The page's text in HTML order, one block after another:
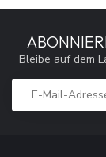
Bleibe auf dem